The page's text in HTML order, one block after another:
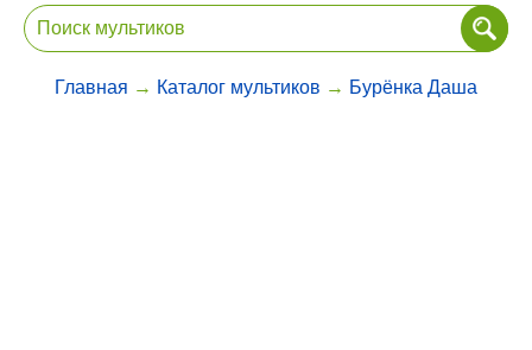
Главная → Каталог мультиков → Бурёнка Даша